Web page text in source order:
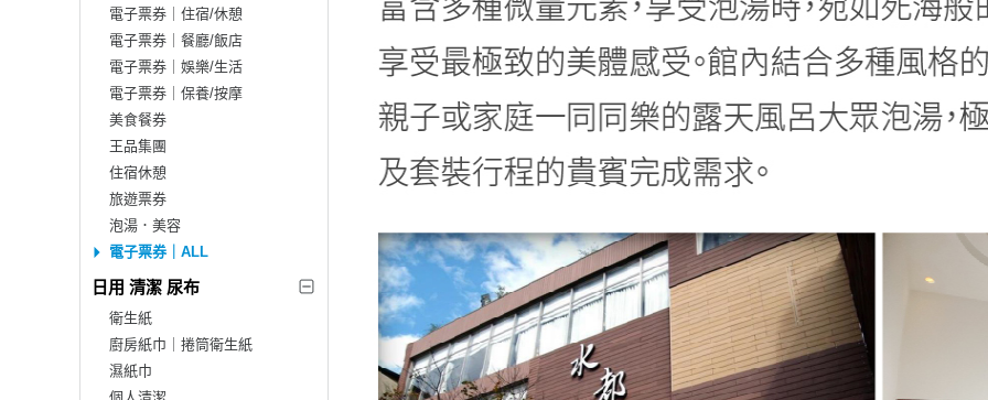
電子票券｜住宿/休憩
電子票券｜餐廳/飯店
電子票券｜娛樂/生活
電子票券｜保養/按摩
美食餐券
王品集團
住宿休憩
旅遊票券
泡湯．美容
電子票券｜ALL
日用 清潔 尿布
衛生紙
廚房紙巾｜捲筒衛生紙
濕紙巾